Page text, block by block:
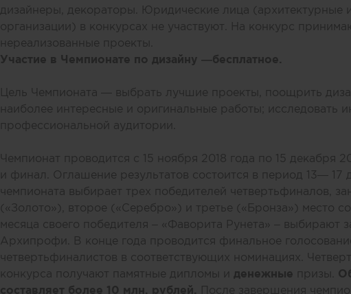
дизайнеры, декораторы. Юридические лица (архитектурные
организации) в конкурсах не участвуют. На конкурс
нереализованные проекты.
Участие в Чемпионате по дизайну —бесплатное.
Цель Чемпионата — выбрать лучшие проекты, поощрить
наиболее интересные и оригинальные работы; исследовать
профессиональной аудитории.
Чемпионат проводится с 15 ноября 2018 года по 15 декабря
и финал. Оглашение результатов состоится в период 13—
чемпионата выбирает трех победителей четвертьфиналов,
(«Золото»), второе («Серебро») и третье («Бронза») место
месяца своего победителя – «Фаворита Рунета» – выбирают
Архипрофи. В конце года проводится финальное
четвертьфиналистов в соответствующих номинациях.
конкурса получают памятные дипломы и денежные призы.
составляет более 10 млн. рублей. После завершения